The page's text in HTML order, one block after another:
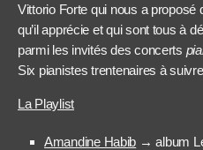
Vittorio Forte qui nous a proposé
qu’il apprécie et qui sont tous à
parmi les invités des concerts
Six pianistes trentenaires à
La Playlist
Amandine Habib → album